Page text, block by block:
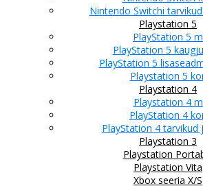
Nintendo Switchi
Playstation 5
PlayStation 5
PlayStation 5
PlayStation 5
Playstation 5
Playstation 4
Playstation 4
PlayStation 4
PlayStation 4 tarvikud
Playstation 3
Playstation
Playstation Vita
Xbox seeria X/S